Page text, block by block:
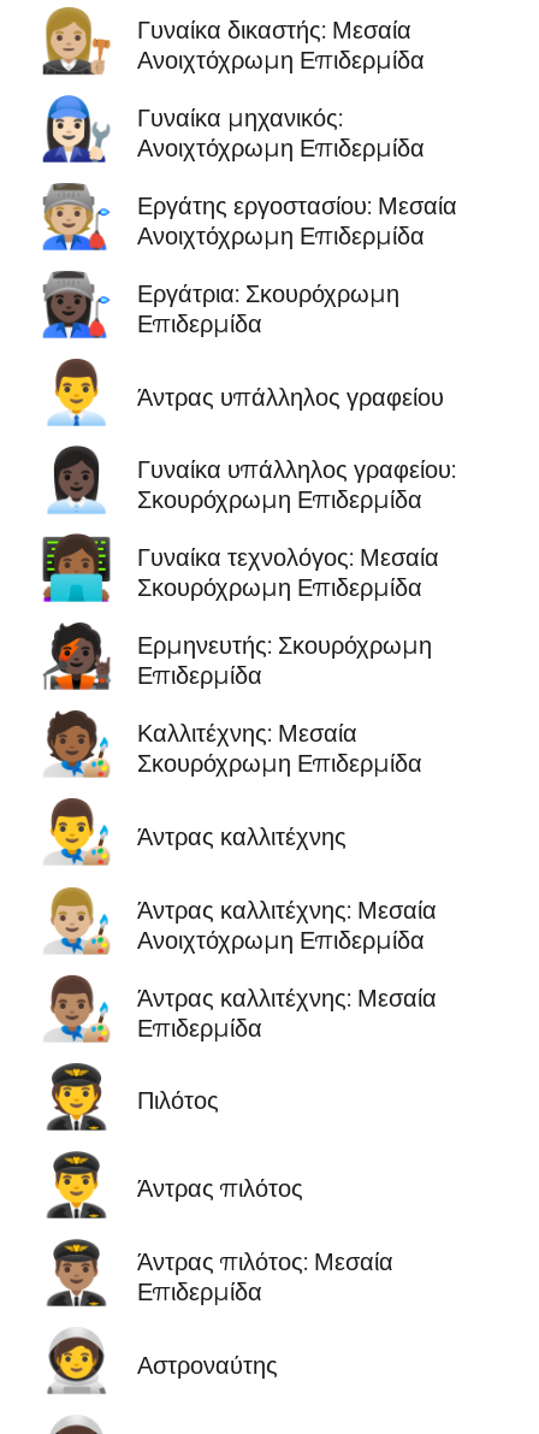
👩🏼‍⚖️
Γυναίκα δικαστής: Μεσαία
Ανοιχτόχρωμη Επιδερμίδα
👩🏻‍🔧
Γυναίκα μηχανικός:
Ανοιχτόχρωμη Επιδερμίδα
🧑🏼‍🏭
Εργάτης εργοστασίου: Μεσαία
Ανοιχτόχρωμη Επιδερμίδα
👩🏿‍🏭
Εργάτρια: Σκουρόχρωμη
Επιδερμίδα
👨‍💼 Άντρας υπάλληλος γραφείου
👩🏿‍💼
Γυναίκα υπάλληλος γραφείου:
Σκουρόχρωμη Επιδερμίδα
👩🏾‍💻
Γυναίκα τεχνολόγος: Μεσαία
Σκουρόχρωμη Επιδερμίδα
🧑🏿‍🎤
Ερμηνευτής: Σκουρόχρωμη
Επιδερμίδα
🧑🏾‍🎨
Καλλιτέχνης: Μεσαία
Σκουρόχρωμη Επιδερμίδα
👨‍🎨 Άντρας καλλιτέχνης
👨🏼‍🎨
Άντρας καλλιτέχνης: Μεσαία
Ανοιχτόχρωμη Επιδερμίδα
👨🏽‍🎨
Άντρας καλλιτέχνης: Μεσαία
Επιδερμίδα
🧑‍✈️ Πιλότος
👨‍✈️ Άντρας πιλότος
👨🏽‍✈️
Άντρας πιλότος: Μεσαία
Επιδερμίδα
🧑‍🚀 Αστροναύτης